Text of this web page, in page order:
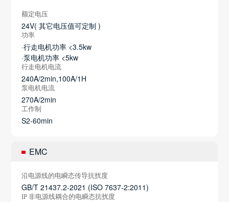
额定电压
24V( 其它电压值可定制 )
功率
·行走电机功率 <3.5kw
·泵电机功率 <5kw
行走电机电流
240A/2min,100A/1H
泵电机电流
270A/2min
工作制
S2-60min
EMC
沿电源线的电瞬态传导抗扰度
GB/T 21437.2-2021 (ISO 7637-2:2011)
IP 非电源线耦合的电瞬态抗扰度